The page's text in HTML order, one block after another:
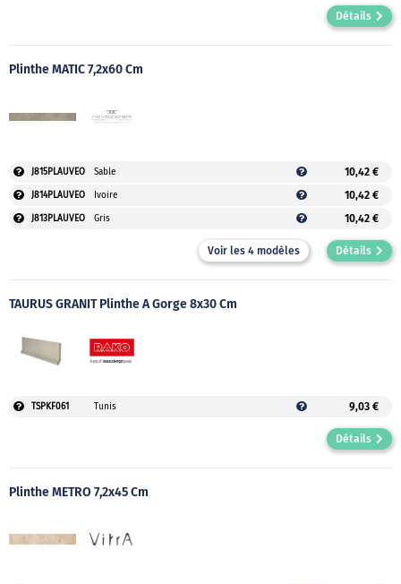
Détails
Plinthe MATIC 7,2x60 Cm
J815PLAUVEO Sable 10,42 €
J814PLAUVEO Ivoire 10,42 €
J813PLAUVEO Gris 10,42 €
Voir les 4 modèles Détails
TAURUS GRANIT Plinthe À Gorge 8x30 Cm
TSPKF061 Tunis 9,03 €
Détails
Plinthe MÉTRO 7,2x45 Cm